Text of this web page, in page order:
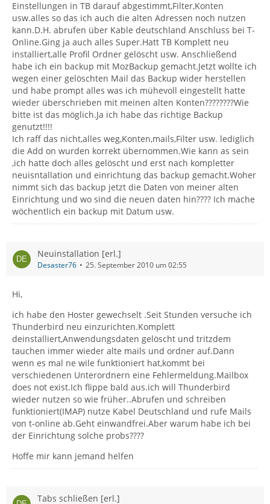
Einstellungen in TB darauf abgestimmt,Filter,Konten
usw.alles so das ich auch die alten Adressen noch nutzen
kann.D.H. abrufen über Kable deutschland Anschluss bei T-
Online.Ging ja auch alles Super.Hatt TB Komplett neu
installiert,alle Profil Ordner gelöscht usw. Anschließend
habe ich ein backup mit MozBackup gemacht.Jetzt wollte ich
wegen einer gelöschten Mail das Backup wider herstellen
und habe prompt alles was ich mühevoll eingestellt hatte
wieder überschrieben mit meinen alten Konten????????Wie
bitte ist das möglich.Ja ich habe das richtige Backup
genutzt!!!!
Ich raff das nicht,alles weg,Konten,mails,Filter usw. lediglich
die Add on wurden korrekt übernommen.Wie kann as sein
,ich hatte doch alles gelöscht und erst nach kompletter
neuisntallation und einrichtung das backup gemacht.Woher
nimmt sich das backup jetzt die Daten von meiner alten
Einrichtung und wo sind die neuen daten hin???? Ich mache
wöchentlich ein backup mit Datum usw.
Neuinstallation [erl.]
Desaster76 25. September 2010 um 02:55
Hi,
ich habe den Hoster gewechselt .Seit Stunden versuche ich
Thunderbird neu einzurichten.Komplett
deinstalliert,Anwendungsdaten gelöscht und tritzdem
tauchen immer wieder alte mails und ordner auf.Dann
wenn es mal ne wile funktioniert hat,kommt bei
verschiedenen Unterordnern eine Fehlermeldung.Mailbox
does not exist.Ich flippe bald aus.ich will Thunderbird
wieder nutzen so wie früher..Abrufen und schreiben
funktioniert(IMAP) nutze Kabel Deutschland und rufe Mails
von t-online ab.Geht einwandfrei.Aber warum habe ich bei
der Einrichtung solche probs????
Hoffe mir kann jemand helfen
Tabs schließen [erl.]